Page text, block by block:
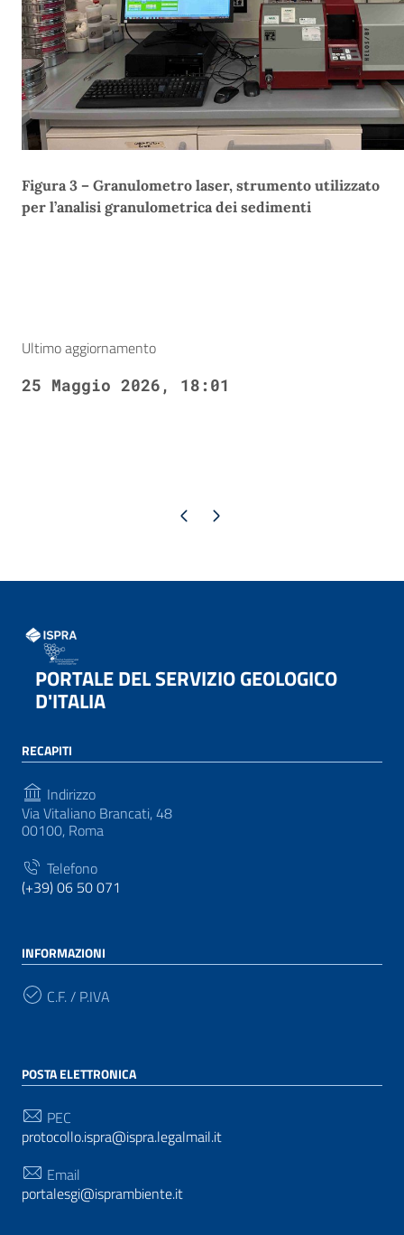
Figura 3 – Granulometro laser, strumento utilizzato
per l’analisi granulometrica dei sedimenti
Ultimo aggiornamento
25 Maggio 2026, 18:01
Pagina precedente
Pagina successiva
PORTALE DEL SERVIZIO GEOLOGICO
D'ITALIA
RECAPITI
Indirizzo
Via Vitaliano Brancati, 48
00100, Roma
Telefono
(+39) 06 50 071
INFORMAZIONI
C.F. / P.IVA
POSTA ELETTRONICA
PEC
protocollo.ispra@ispra.legalmail.it
Email
portalesgi@isprambiente.it